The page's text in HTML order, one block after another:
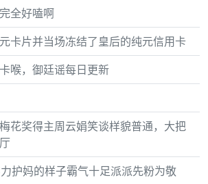
全好嗑啊
卡片并当场冻结了皇后的纯元信用卡
喉，御廷谣每日更新
花奖得主周云娟笑谈样貌普通，大把
护妈的样子霸气十足派派先粉为敬